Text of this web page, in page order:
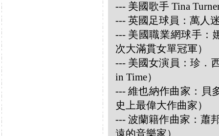
--- 美國歌手 Tina
--- 英國足球員：萬人
--- 美國職業網球手：
次大滿貫女單冠軍）
--- 美國女演員：珍．
in Time）
--- 維也納作曲家：貝
史上最偉大作曲家）
--- 波蘭籍作曲家：蕭
遠的音樂家）